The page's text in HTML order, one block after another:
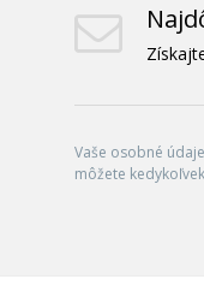
Vaše osobné
môžete